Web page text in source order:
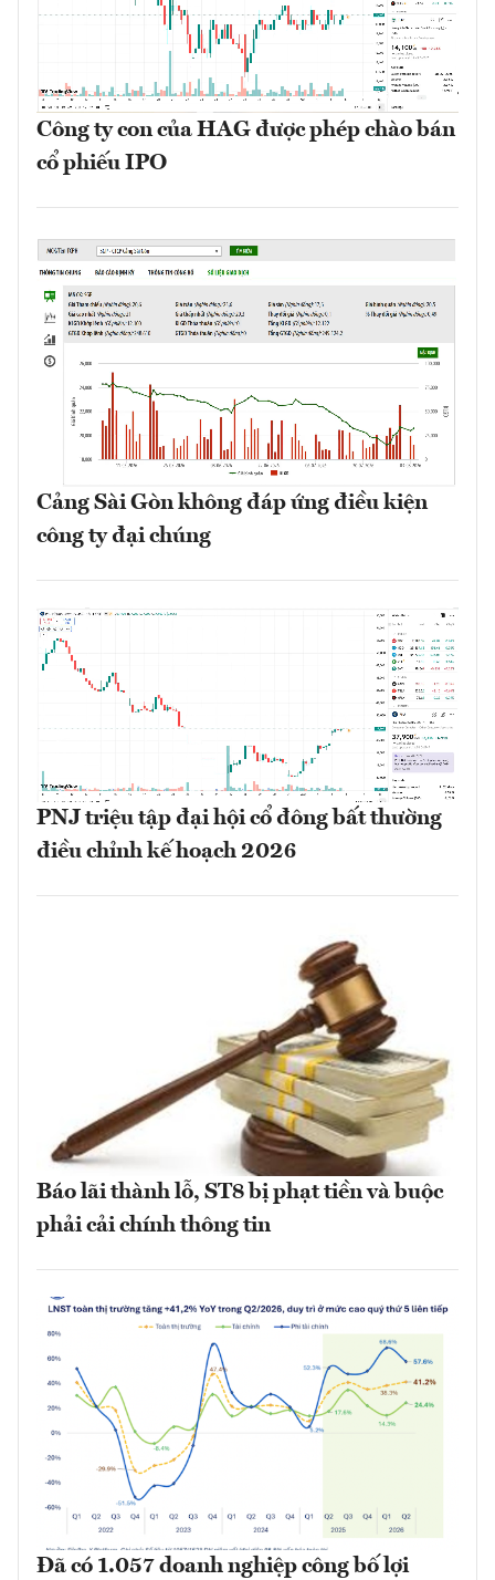
Công ty con của HAG được phép chào bán
cổ phiếu IPO
Cảng Sài Gòn không đáp ứng điều kiện
công ty đại chúng
PNJ triệu tập đại hội cổ đông bất thường
điều chỉnh kế hoạch 2026
Báo lãi thành lỗ, ST8 bị phạt tiền và buộc
phải cải chính thông tin
Đã có 1.057 doanh nghiệp công bố lợi